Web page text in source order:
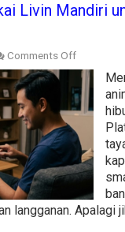
Livin Mandiri
Comments Offon
Cara
Bayar
Netflix
Pakai
Livin
Mandiri
untuk
Bulanan
dengan
Praktis
langganan. Apalagi